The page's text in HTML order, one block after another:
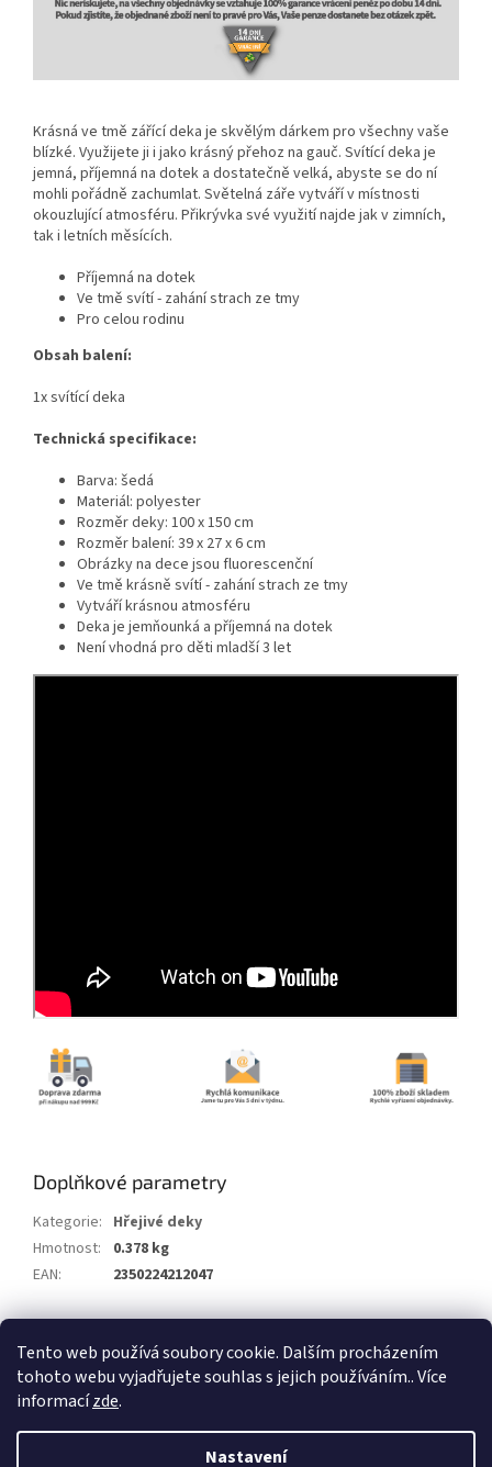
Tento web používá soubory cookie. Dalším procházením
tohoto webu vyjadřujete souhlas s jejich používáním.. Více
informacízde.
Nastavení
Krásná ve tmě zářící deka je skvělým dárkem pro všechny vaše
blízké. Využijete ji i jako krásný přehoz na gauč. Svítící deka je
jemná, příjemná na dotek a dostatečně velká, abyste se do ní
mohli pořádně zachumlat. Světelná záře vytváří v místnosti
okouzlující atmosféru. Přikrývka své využití najde jak v zimních,
tak i letních měsících.
Příjemná na dotek
Ve tmě svítí - zahání strach ze tmy
Pro celou rodinu
Obsah balení:
1x svítící deka
Technická specifikace:
Barva: šedá
Materiál: polyester
Rozměr deky: 100 x 150 cm
Rozměr balení: 39 x 27 x 6 cm
Obrázky na dece jsou fluorescenční
Ve tmě krásně svítí - zahání strach ze tmy
Vytváří krásnou atmosféru
Deka je jemňounká a příjemná na dotek
Není vhodná pro děti mladší 3 let
Doplňkové parametry
Kategorie: Hřejivé deky
Hmotnost:
0.378 kg
EAN: 2350224212047
Vytvořil Shoptet
Alum.cz. Všechna práva vyhrazena.